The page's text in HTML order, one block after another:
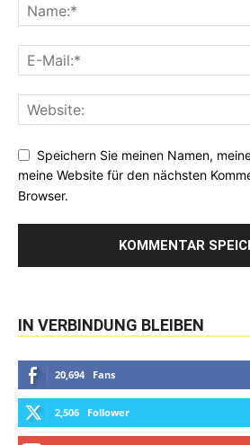
Speichern Sie meinen Namen,
meine Website für den nächsten
Browser.
IN VERBINDUNG BLEIBEN
20,694 Fans
2,506 Follower